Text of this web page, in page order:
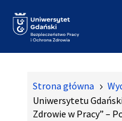
Strona główna 5
Uniwersytetu
Zdrowie w Pracy” –